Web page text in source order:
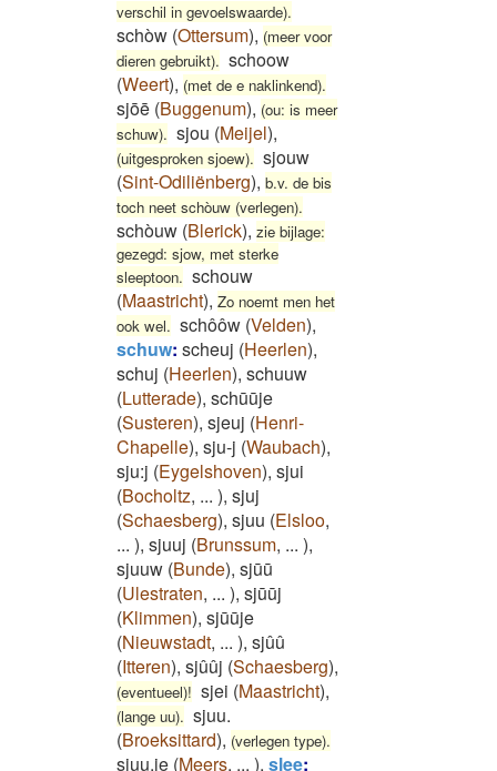
verschil in gevoelswaarde).
schòw (Ottersum), (meer voor
dieren gebruikt). schoow
(Weert), (met de e naklinkend).
sjōē (Buggenum), (ou: is meer
schuw). sjou (Meijel),
(uitgesproken sjoew). sjouw
(Sint-Odiliënberg), b.v. de bis
toch neet schòuw (verlegen).
schòuw (Blerick), zie bijlage:
gezegd: sjow, met sterke
sleeptoon. schouw
(Maastricht), Zo noemt men het
ook wel. schôôw (Velden),
schuw: scheuj (Heerlen),
schuj (Heerlen), schuuw
(Lutterade), schūūje
(Susteren), sjeuj (Henri-
Chapelle), sju-j (Waubach),
sju:j (Eygelshoven), sjui
(Bocholtz, ... ), sjuj
(Schaesberg), sjuu (Elsloo,
... ), sjuuj (Brunssum, ... ),
sjuuw (Bunde), sjūū
(Ulestraten, ... ), sjūūj
(Klimmen), sjūūje
(Nieuwstadt, ... ), sjûû
(Itteren), sjûûj (Schaesberg),
(eventueel)! sjei (Maastricht),
(lange uu). sjuu.
(Broeksittard), (verlegen type).
sjuu.je (Meers, ... ), slee: